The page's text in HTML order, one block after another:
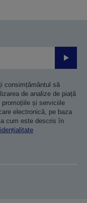
consimțământul să
de analize de piață
promoțiile și serviciile
electronică, pe baza
cum este descris în